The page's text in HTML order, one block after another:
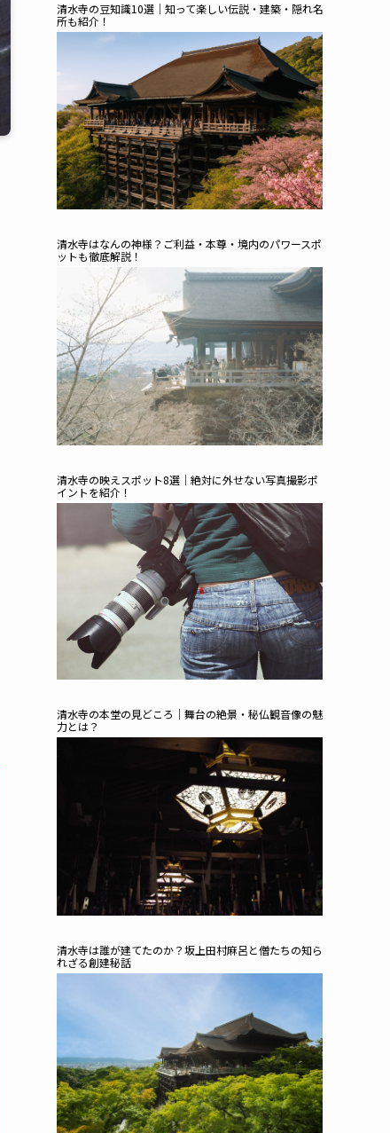
清水寺の豆知識10選｜知って楽しい伝説・建築・隠れ名
所も紹介！
清水寺はなんの神様？ご利益・本尊・境内のパワースポ
ットも徹底解説！
清水寺の映えスポット8選｜絶対に外せない写真撮影ポ
イントを紹介！
清水寺の本堂の見どころ｜舞台の絶景・秘仏観音像の魅
力とは？
清水寺は誰が建てたのか？坂上田村麻呂と僧たちの知ら
れざる創建秘話